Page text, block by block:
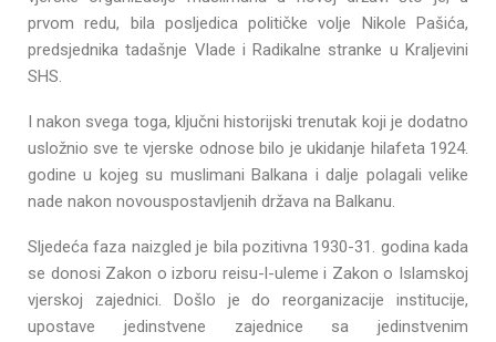
prvom redu, bila posljedica političke volje Nikole Pašića,
predsjednika tadašnje Vlade i Radikalne stranke u Kraljevini
SHS.
I nakon svega toga, ključni historijski trenutak koji je dodatno
usložnio sve te vjerske odnose bilo je ukidanje hilafeta 1924.
godine u kojeg su muslimani Balkana i dalje polagali velike
nade nakon novouspostavljenih država na Balkanu.
Sljedeća faza naizgled je bila pozitivna 1930-31. godina kada
se donosi Zakon o izboru reisu-l-uleme i Zakon o Islamskoj
vjerskoj zajednici. Došlo je do reorganizacije institucije,
upostave jedinstvene zajednice sa jedinstvenim